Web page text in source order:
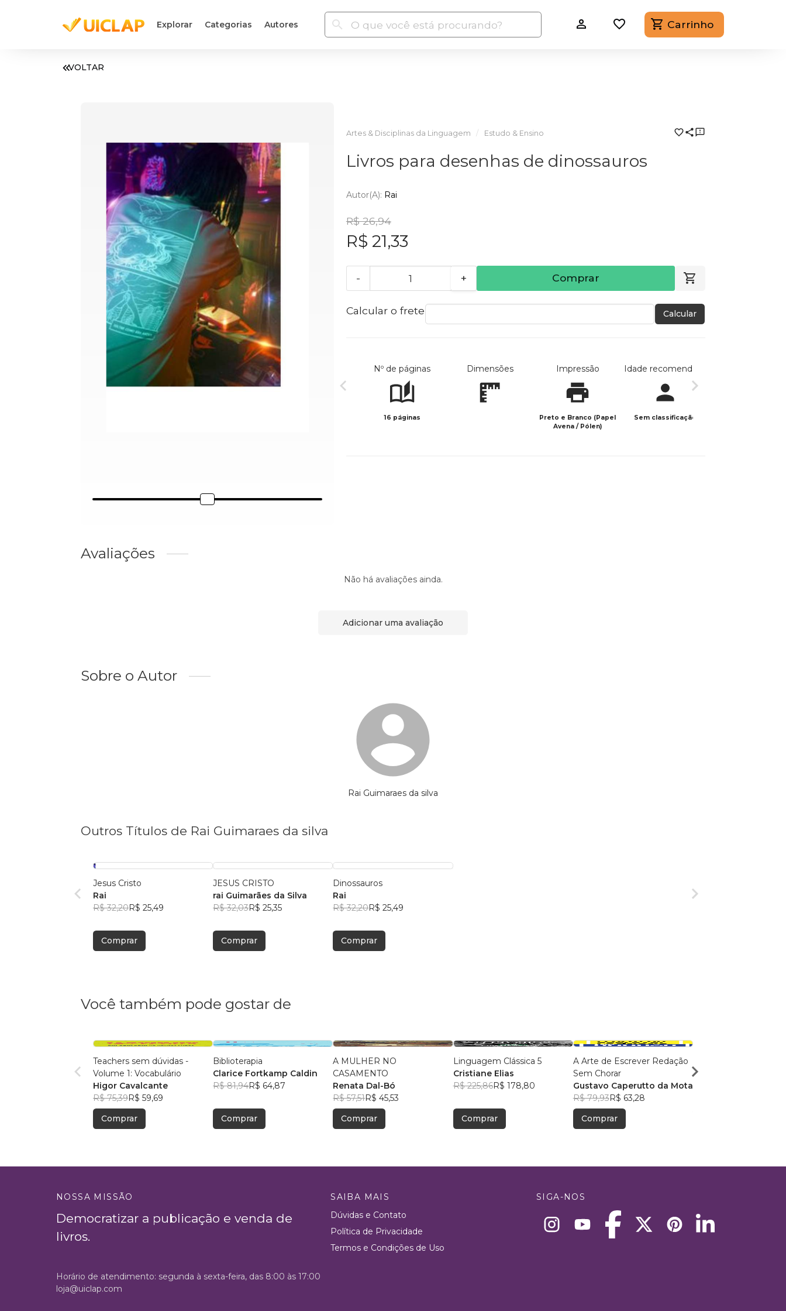
Explorar Categorias Autores Carrinho
VOLTAR
Artes & Disciplinas da Linguagem Estudo & Ensino
Livros para desenhas de dinossauros
Autor(a): Rai
R$ 26,94
R$ 21,33
- + Comprar
Calcular o frete Calcular
Nº de páginas
16 páginas
Dimensões Impressão
Preto e Branco (Papel
Avena / Pólen)
Idade recomendada
Sem classificação
Avaliações
Não há avaliações ainda.
Adicionar uma avaliação
Sobre o Autor
Rai Guimaraes da silva
Outros Títulos de Rai Guimaraes da silva
Jesus Cristo
Rai
R$ 32,20R$ 25,49
Comprar
JESUS CRISTO
rai Guimarães da Silva
R$ 32,03R$ 25,35
Comprar
Dinossauros
Rai
R$ 32,20R$ 25,49
Comprar
Você também pode gostar de
Teachers sem dúvidas -
Volume 1: Vocabulário
Higor Cavalcante
R$ 75,39R$ 59,69
Comprar
Biblioterapia
Clarice Fortkamp Caldin
R$ 81,94R$ 64,87
Comprar
A MULHER NO
CASAMENTO
Renata Dal-Bó
R$ 57,51R$ 45,53
Comprar
Linguagem Clássica 5
Cristiane Elias
R$ 225,86R$ 178,80
Comprar
A Arte de Escrever Redação
Sem Chorar
Gustavo Caperutto da Mota
R$ 79,93R$ 63,28
Comprar
Marcelo Lopes
NOSSA MISSÃO
Democratizar a publicação e venda de
livros.
SAIBA MAIS
Dúvidas e Contato
Política de Privacidade
Termos e Condições de Uso
SIGA-NOS
Horário de atendimento: segunda à sexta-feira, das 8:00 às 17:00
loja@uiclap.com